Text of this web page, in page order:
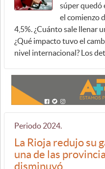
súper quedó
el comienzo
4,5%. ¿Cuánto sale llenar
¿Qué impacto tuvo el
nivel internacional? Los
Periodo 2024.
La Rioja redujo su
una de las
disminuyó